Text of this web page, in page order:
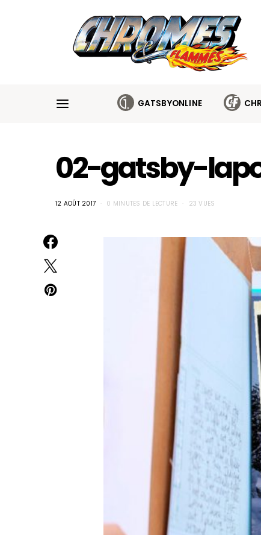
GATSBYONLINE
02-gatsby-
12 AOÛT 2017 0 MINUTES DE LECTURE 23 VUES